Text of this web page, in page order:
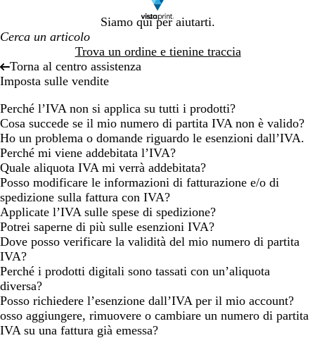
Siamo qui per aiutarti.
Trova un ordine e tienine traccia
Torna al centro assistenza
Imposta sulle vendite
Perché l’IVA non si applica su tutti i prodotti?
Cosa succede se il mio numero di partita IVA non è valido?
Ho un problema o domande riguardo le esenzioni dall’IVA.
Perché mi viene addebitata l’IVA?
Quale aliquota IVA mi verrà addebitata?
Posso modificare le informazioni di fatturazione e/o di
spedizione sulla fattura con IVA?
Applicate l’IVA sulle spese di spedizione?
Potrei saperne di più sulle esenzioni IVA?
Dove posso verificare la validità del mio numero di partita
IVA?
Perché i prodotti digitali sono tassati con un’aliquota
diversa?
Posso richiedere l’esenzione dall’IVA per il mio account?
osso aggiungere, rimuovere o cambiare un numero di partita
IVA su una fattura già emessa?